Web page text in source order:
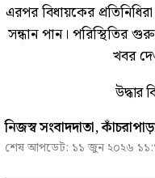
এরপর বিধায়কের
সন্ধান পান। পরিস্থিতির
খবর
উদ্ধার
নিজস্ব সংবাদদাতা,
শেষ আপডেট: ১১ জুন ২০২৬